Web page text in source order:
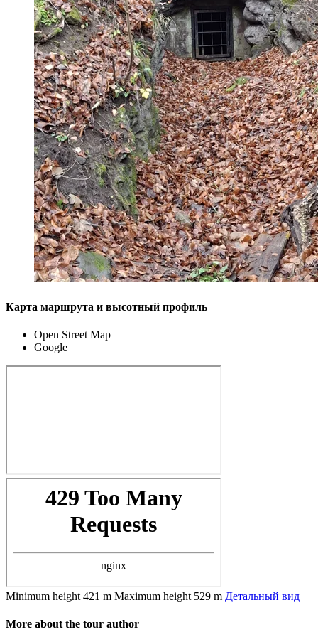
Карта маршрута и высотный профиль
Open Street Map
Google
Minimum height 421 m Maximum height 529 m Детальный вид
More about the tour author